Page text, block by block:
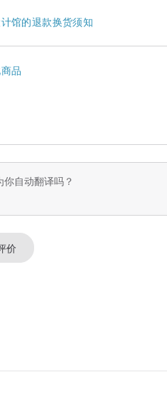
馆的退款换货须知
品
自动翻译吗？
价